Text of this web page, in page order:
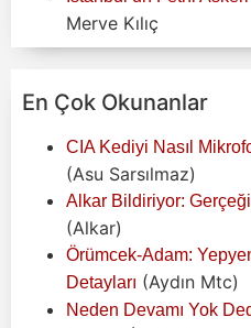
Merve Kılıç
En Çok Okunanlar
CIA Kediyi Nasıl
(Asu Sarsılmaz)
Alkar Bildiriyor:
(Alkar)
Örümcek-Adam:
Detayları (Aydın Mtc)
Neden Devamı Yok